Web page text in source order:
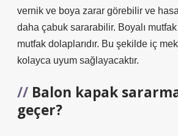
vernik ve boya zarar görebilir ve
daha çabuk sararabilir. Boyalı mutfak
mutfak dolaplarıdır. Bu şekilde iç
kolayca uyum sağlayacaktır.
Balon kapak
geçer?